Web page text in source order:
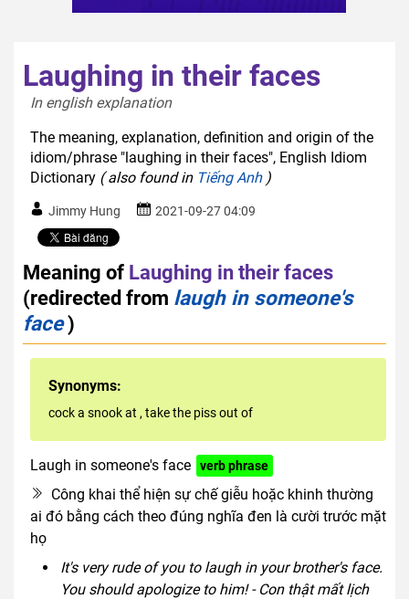
Laughing in their faces
In english explanation
The meaning, explanation, definition and origin of the
idiom/phrase "laughing in their faces", English Idiom
Dictionary ( also found in Tiếng Anh)
Jimmy Hung 2021-09-27 04:09
Meaning of Laughing in their faces
(redirected from laugh in someone's
face)
Synonyms:
cock a snook at , take the piss out of
Laugh in someone's face verb phrase
Công khai thể hiện sự chế giễu hoặc khinh thường
ai đó bằng cách theo đúng nghĩa đen là cười trước mặt
họ
It's very rude of you to laugh in your brother's face.
You should apologize to him! - Con thật mất lịch